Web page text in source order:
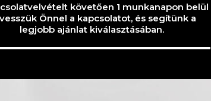
követően 1 munkanapon belül
Önnel a kapcsolatot, és segítünk a
legjobb ajánlat kiválasztásában.